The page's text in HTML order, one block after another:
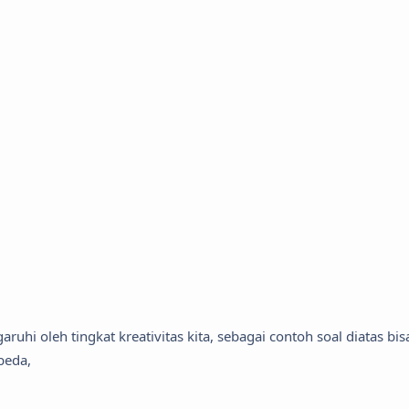
oleh tingkat kreativitas kita, sebagai contoh soal diatas